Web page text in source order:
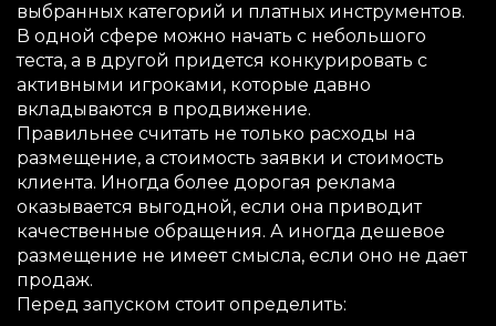
выбранных категорий и платных инструментов.
В одной сфере можно начать с небольшого
теста, а в другой придется конкурировать с
активными игроками, которые давно
вкладываются в продвижение.
Правильнее считать не только расходы на
размещение, а стоимость заявки и стоимость
клиента. Иногда более дорогая реклама
оказывается выгодной, если она приводит
качественные обращения. А иногда дешевое
размещение не имеет смысла, если оно не дает
продаж.
Перед запуском стоит определить: